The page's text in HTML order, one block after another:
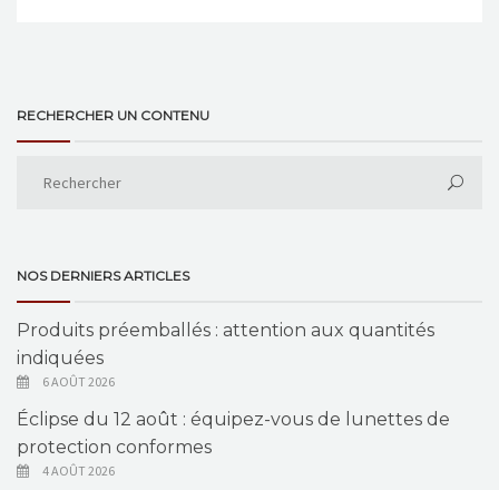
RECHERCHER UN CONTENU
NOS DERNIERS ARTICLES
Produits préemballés : attention aux quantités
indiquées
6 AOÛT 2026
Éclipse du 12 août : équipez-vous de lunettes de
protection conformes
4 AOÛT 2026